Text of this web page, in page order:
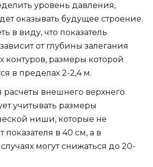
уровень давления,
оказывать будущее строение.
в виду, что показатель
от глубины залегания
контуров, размеры которой
в пределах 2-2,4 м.
расчёты внешнего верхнего
учитывать размеры
ниши, которые не
в 40 см, а в
могут снижаться до 20-